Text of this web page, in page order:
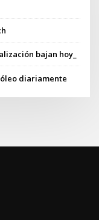
bajan hoy_
diariamente